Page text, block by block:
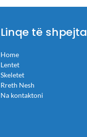
Linqe të shpejta
Home
Lentet
Skeletet
Rreth Nesh
Na kontaktoni